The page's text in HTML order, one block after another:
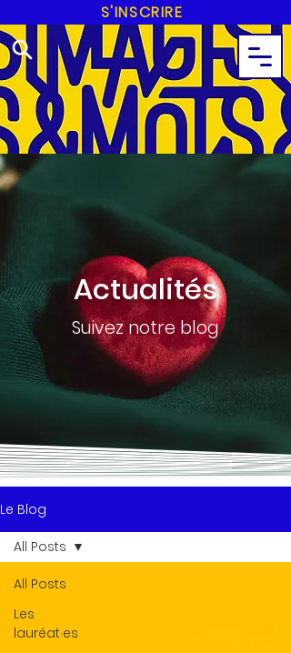
S'INSCRIRE
Actualités
Suivez notre blog
Le Blog
All Posts
Les
lauréat·es
All Posts